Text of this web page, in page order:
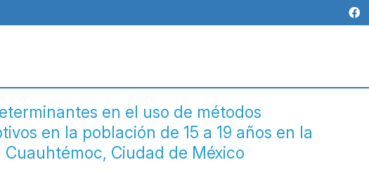
en el uso de métodos
en la población de 15 a 19 años en la
Ciudad de México